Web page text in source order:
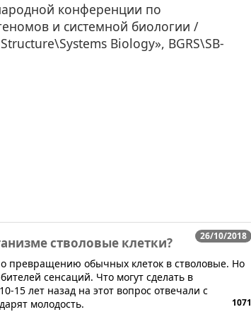
конференции по
и системной биологии /
Biology», BGRS\SB-
26/10/2018
стволовые клетки?
превращению обычных клеток в стволовые. Но
сенсаций. Что могут сделать в
15 лет назад на этот вопрос отвечали с
молодость.
1071